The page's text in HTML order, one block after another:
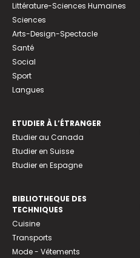
Littérature-Sciences Humaines
Sciences
Arts-Design-Spectacle
Santé
Social
Sport
Langues
ETUDIER À L’ÉTRANGER
Etudier au Canada
Etudier en Suisse
Etudier en Espagne
BIBLIOTHEQUE DES
TECHNIQUES
Cuisine
Transports
Mode - Vêtements